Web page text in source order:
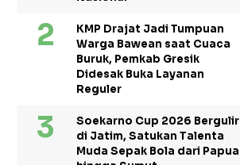
KMP Drajat Jadi Tumpuan
Warga Bawean saat Cuaca
Buruk, Pemkab Gresik
Didesak Buka Layanan
Reguler
Soekarno Cup 2026 Bergulir
di Jatim, Satukan Talenta
Muda Sepak Bola dari Papua